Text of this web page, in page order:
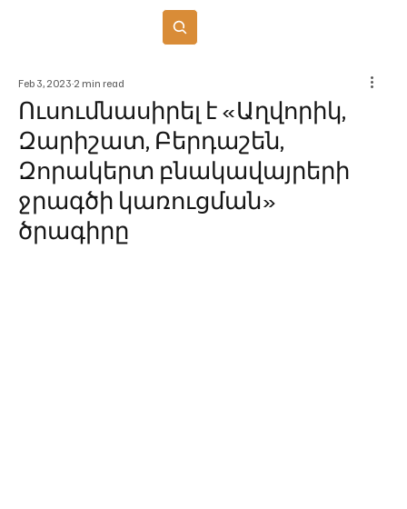
Ուսումնասիրել է «Աղվորիկ,
Զարիշատ, Բերդաշեն,
Զորակերտ բնակավայրերի
ջրագծի կառուցման»
ծրագիրը
Feb 3, 2023 2 min read